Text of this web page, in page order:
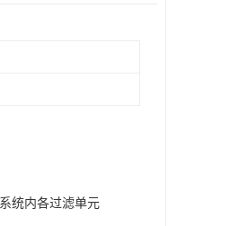
统内各过滤单元